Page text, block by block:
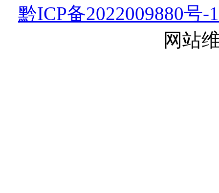
黔ICP备2022009880号-1
网站